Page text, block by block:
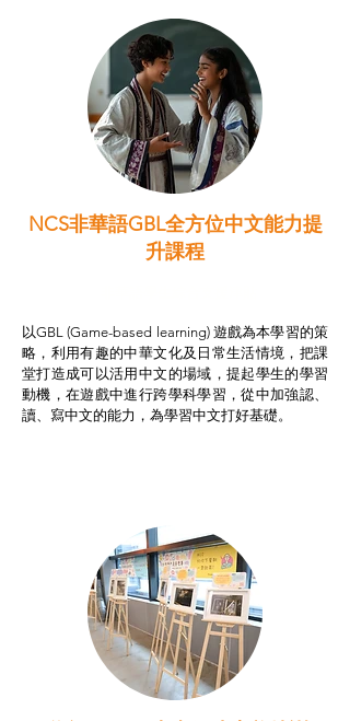
NCS非華語GBL全方位中文能力提
升課程
以GBL (Game-based learning) 遊戲為本學習的策
略，利用有趣的中華文化及日常生活情境，把課
堂打造成可以活用中文的場域，提起學生的學習
動機，在遊戲中進行跨學科學習，從中加強認、
讀、寫中文的能力，為學習中文打好基礎。